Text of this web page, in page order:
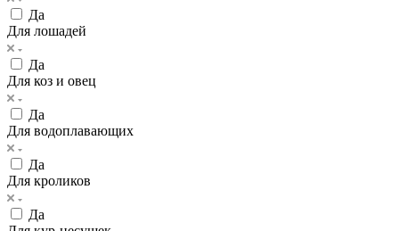
Да
Для лошадей
Да
Для коз и овец
Да
Для водоплавающих
Да
Для кроликов
Да